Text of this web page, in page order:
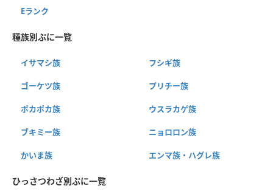
Eランク
種族別ぷに一覧
イサマシ族 フシギ族
ゴーケツ族 プリチー族
ポカポカ族 ウスラカゲ族
ブキミー族 ニョロロン族
かいま族 エンマ族・ハグレ族
ひっさつわざ別ぷに一覧